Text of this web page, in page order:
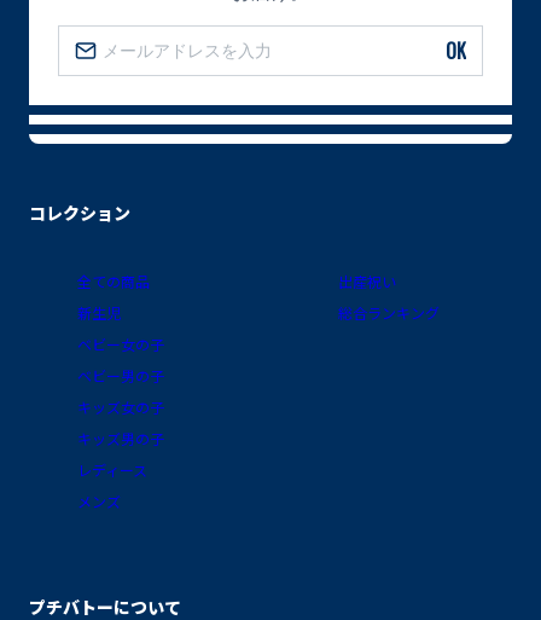
コレクション
全ての商品
新生児
ベビー女の子
ベビー男の子
キッズ女の子
キッズ男の子
レディース
メンズ
出産祝い
総合ランキング
プチバトーについて
OK